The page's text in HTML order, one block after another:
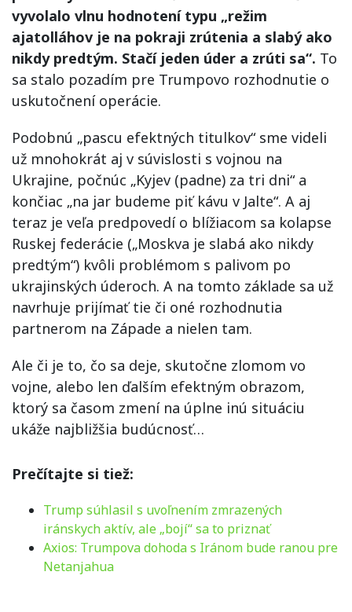
vyvolalo vlnu hodnotení typu „režim
ajatolláhov je na pokraji zrútenia a slabý ako
nikdy predtým. Stačí jeden úder a zrúti sa“. To
sa stalo pozadím pre Trumpovo rozhodnutie o
uskutočnení operácie.
Podobnú „pascu efektných titulkov“ sme videli
už mnohokrát aj v súvislosti s vojnou na
Ukrajine, počnúc „Kyjev (padne) za tri dni“ a
končiac „na jar budeme piť kávu v Jalte“. A aj
teraz je veľa predpovedí o blížiacom sa kolapse
Ruskej federácie („Moskva je slabá ako nikdy
predtým“) kvôli problémom s palivom po
ukrajinských úderoch. A na tomto základe sa už
navrhuje prijímať tie či oné rozhodnutia
partnerom na Západe a nielen tam.
Ale či je to, čo sa deje, skutočne zlomom vo
vojne, alebo len ďalším efektným obrazom,
ktorý sa časom zmení na úplne inú situáciu
ukáže najbližšia budúcnosť…
Prečítajte si tiež:
Trump súhlasil s uvoľnením zmrazených
iránskych aktív, ale „bojí“ sa to priznať
Axios: Trumpova dohoda s Iránom bude ranou pre
Netanjahua